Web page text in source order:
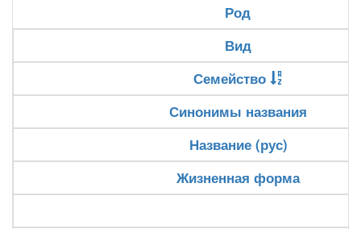
Род
Вид
Семейство
Синонимы названия
Название (рус)
Жизненная форма